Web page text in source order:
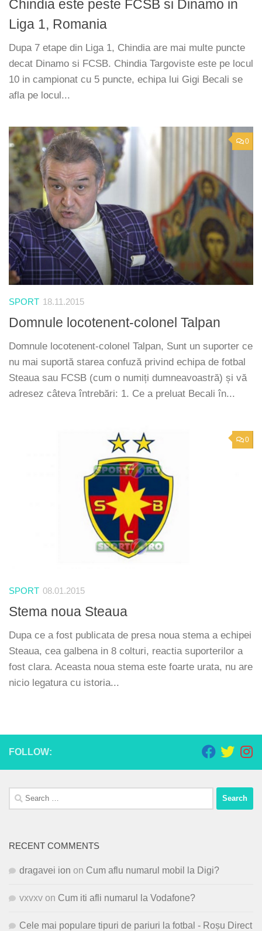
Chindia este peste FCSB si Dinamo in
Liga 1, Romania
Dupa 7 etape din Liga 1, Chindia are mai multe puncte
decat Dinamo si FCSB. Chindia Targoviste este pe locul
10 in campionat cu 5 puncte, echipa lui Gigi Becali se
afla pe locul...
0
SPORT 18.11.2015
Domnule locotenent-colonel Talpan
Domnule locotenent-colonel Talpan, Sunt un suporter ce
nu mai suportă starea confuză privind echipa de fotbal
Steaua sau FCSB (cum o numiți dumneavoastră) și vă
adresez câteva întrebări: 1. Ce a preluat Becali în...
0
SPORT 08.01.2015
Stema noua Steaua
Dupa ce a fost publicata de presa noua stema a echipei
Steaua, cea galbena in 8 colturi, reactia suporterilor a
fost clara. Aceasta noua stema este foarte urata, nu are
nicio legatura cu istoria...
FOLLOW:
Search
for:
RECENT COMMENTS
dragavei ion on Cum aflu numarul mobil la Digi?
vxvxv on Cum iti afli numarul la Vodafone?
Cele mai populare tipuri de pariuri la fotbal - Roșu Direct